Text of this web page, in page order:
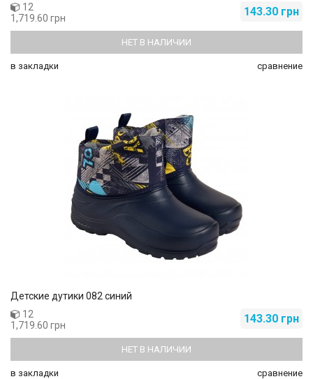
143.30 грн
12
1,719.60 грн
НЕТ В НАЛИЧИИ
в закладки сравнение
Детские дутики 082 синий
143.30 грн
12
1,719.60 грн
НЕТ В НАЛИЧИИ
в закладки сравнение